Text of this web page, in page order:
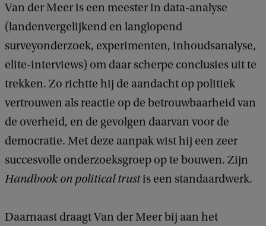
Van der Meer is een meester in data-analyse
(landenvergelijkend en langlopend
surveyonderzoek, experimenten, inhoudsanalyse,
elite-interviews) om daar scherpe conclusies uit te
trekken. Zo richtte hij de aandacht op politiek
vertrouwen als reactie op de betrouwbaarheid van
de overheid, en de gevolgen daarvan voor de
democratie. Met deze aanpak wist hij een zeer
succesvolle onderzoeksgroep op te bouwen. Zijn
Handbook on political trustis een standaardwerk.
Daarnaast draagt Van der Meer bij aan het